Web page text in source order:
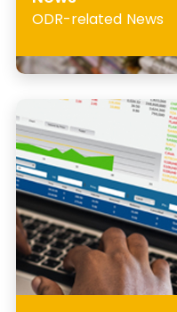
ODR-related News